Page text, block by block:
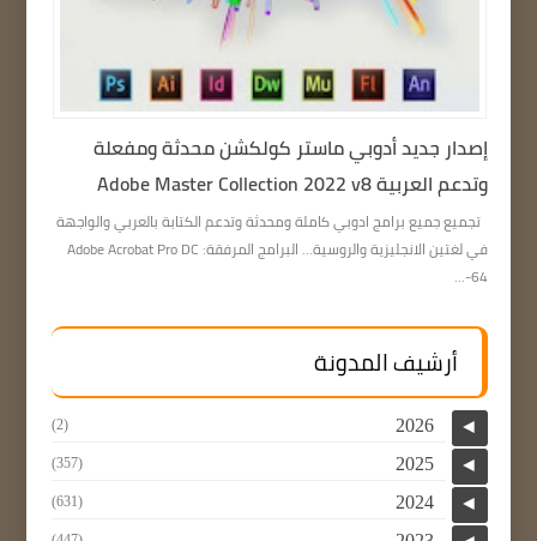
إصدار جديد أدوبي ماستر كولكشن محدثة ومفعلة
وتدعم العربية Adobe Master Collection 2022 v8
تجميع جميع برامج ادوبي كاملة ومحدثة وتدعم الكتابة بالعربي والواجهة
في لغتين الانجليزية والروسية… البرامج المرفقة: Adobe Acrobat Pro DC
64-...
أرشيف المدونة
◄
2026
(2)
◄
2025
(357)
◄
2024
(631)